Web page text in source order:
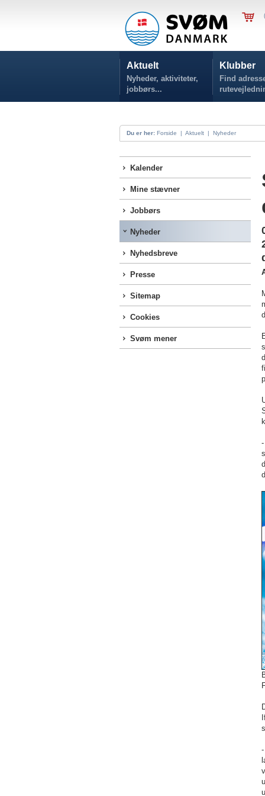
Aktuelt
Nyheder, aktiviteter,
jobbørs...
Klubber
Find
Du er her: Forside | Aktuelt | Nyheder
Kalender
Mine stævner
Jobbørs
Nyheder
Nyhedsbreve
Presse
Sitemap
Cookies
Svøm mener